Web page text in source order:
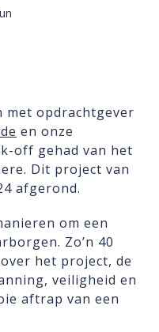
met opdrachtgever
en onze
off gehad van het
Dit project van
afgerond.
om een
Zo’n 40
het project, de
veiligheid en
aftrap van een